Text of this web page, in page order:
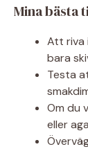
Mina bästa
Att riva
bara
Testa
Om du
eller